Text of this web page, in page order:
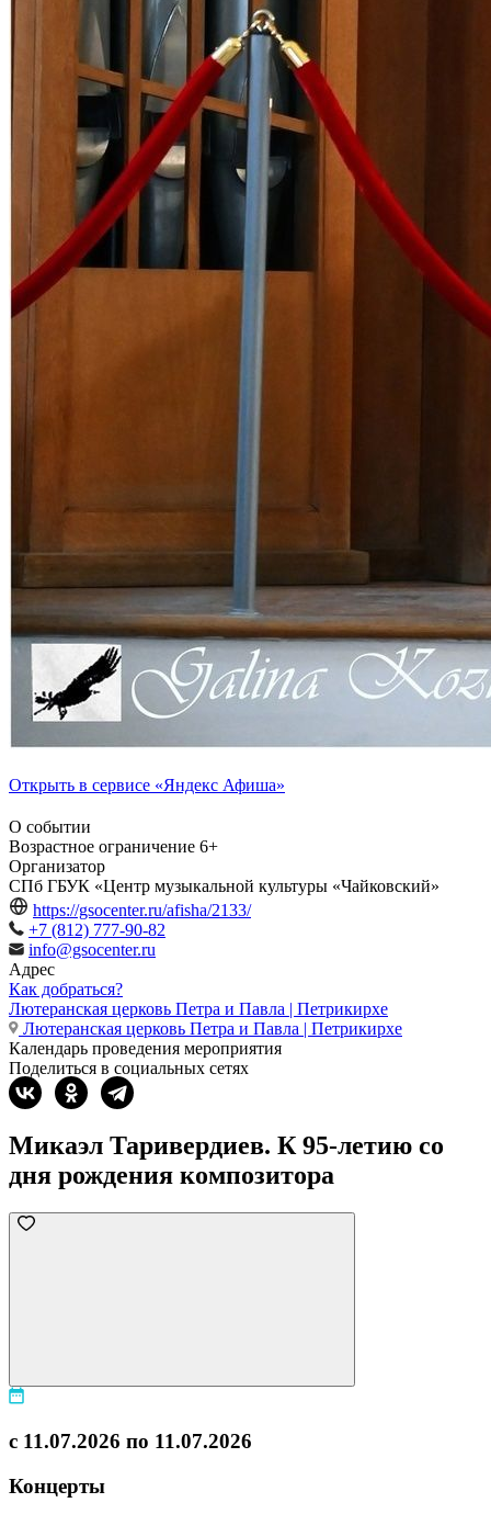
Открыть в сервисе «Яндекс Афиша»
О событии
Возрастное ограничение 6+
Организатор
СПб ГБУК «Центр музыкальной культуры «Чайковский»
https://gsocenter.ru/afisha/2133/
+7 (812) 777-90-82
info@gsocenter.ru
Адрес
Как добраться?
Лютеранская церковь Петра и Павла | Петрикирхе
Лютеранская церковь Петра и Павла | Петрикирхе
Календарь проведения мероприятия
Поделиться в социальных сетях
Микаэл Таривердиев. К 95-летию со
дня рождения композитора
с 11.07.2026 по 11.07.2026
Концерты